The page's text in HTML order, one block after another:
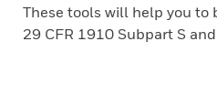
These tools will help you to
29 CFR 1910 Subpart S